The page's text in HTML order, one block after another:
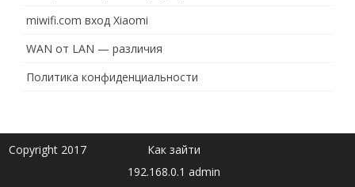
miwifi.com вход Xiaomi
WAN от LAN — различия
Политика конфиденциальности
Copyright 2017
Как зайти
192.168.0.1 admin